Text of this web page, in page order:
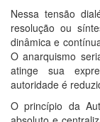
Nessa tensão
resolução ou
dinâmica e
O anarquismo
atinge sua
autoridade é
O princípio da